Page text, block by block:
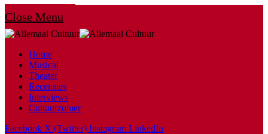
Close Menu
Home
Musical
Theater
Recensies
Interviews
Cultuurzomer
Facebook X (Twitter) Instagram LinkedIn